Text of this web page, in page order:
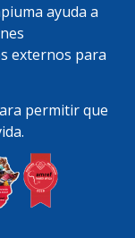
ayuda a
externos para
permitir que